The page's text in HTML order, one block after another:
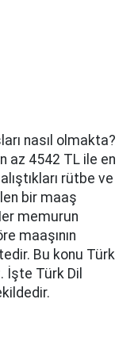
nasıl olmakta?
az 4542 TL ile en
rütbe ve
bir maaş
memurun
maaşının
Bu konu Türk
İşte Türk Dil